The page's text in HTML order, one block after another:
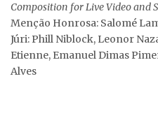
Composition for Live Video and
Menção Honrosa: Salomé
Júri: Phill Niblock, Leonor
Etienne, Emanuel Dimas
Alves